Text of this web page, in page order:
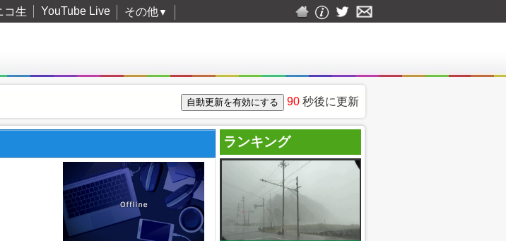
コ生 YouTube Live その他▼
90秒後に更新
ランキング